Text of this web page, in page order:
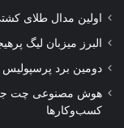
اولین مدال طلای
البرز میزبان لیگ
دومین برد پرسپولیس
هوش مصنوعی چت جی
کسب‌وکارها